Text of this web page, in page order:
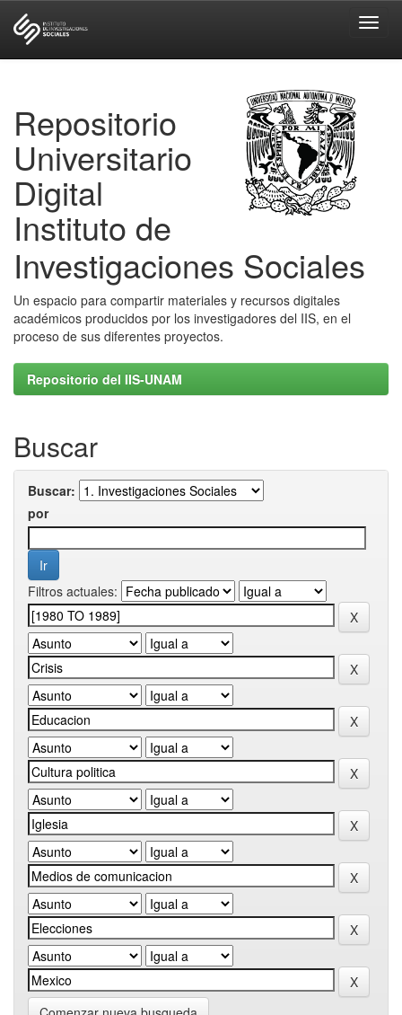
Repositorio
Universitario
Digital
Instituto de
Investigaciones Sociales
Un espacio para compartir materiales y recursos digitales
académicos producidos por los investigadores del IIS, en el
proceso de sus diferentes proyectos.
Repositorio del IIS-UNAM
Buscar
Buscar:
por
Filtros actuales: